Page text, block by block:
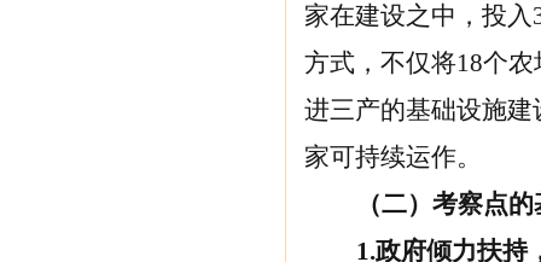
家在建设之中，投
方式，不仅将18个
进三产的基础设施
家可持续运作。
（二）考察点
1.政府倾力扶持